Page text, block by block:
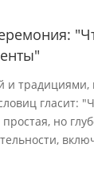
и
гласит:
но